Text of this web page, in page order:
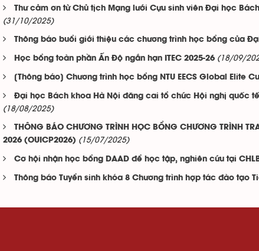
Thư cảm ơn từ Chủ tịch Mạng lưới Cựu sinh viên Đại học
(31/10/2025)
Thông báo buổi giới thiệu các chương trình học bổng của
Học bổng toàn phần Ấn Độ ngắn hạn ITEC 2025-26 (18/09/
[Thông báo] Chương trình học bổng NTU EECS Global Elite
Đại học Bách khoa Hà Nội đăng cai tổ chức Hội nghị quốc
(18/08/2025)
THÔNG BÁO CHƯƠNG TRÌNH HỌC BỔNG CHƯƠNG TRÌNH
2026 (OUICP2026) (15/07/2025)
Cơ hội nhận học bổng DAAD để học tập, nghiên cứu tại
Thông báo Tuyển sinh khóa 8 Chương trình hợp tác đào tạo